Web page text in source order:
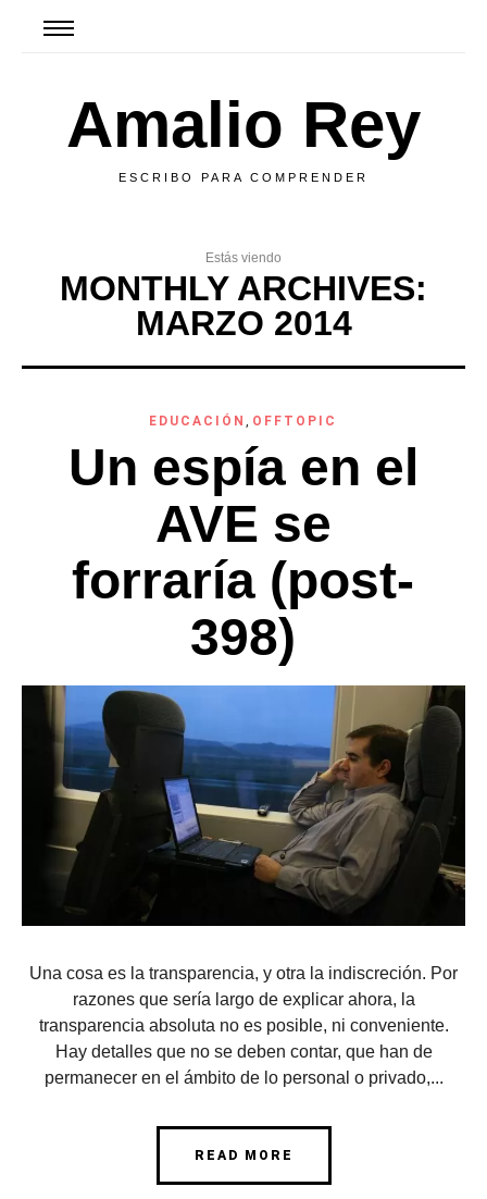
Amalio Rey
ESCRIBO PARA COMPRENDER
Estás viendo
MONTHLY ARCHIVES:
MARZO 2014
EDUCACIÓN, OFFTOPIC
Un espía en el
AVE se
forraría (post-
398)
Una cosa es la transparencia, y otra la indiscreción. Por
razones que sería largo de explicar ahora, la
transparencia absoluta no es posible, ni conveniente.
Hay detalles que no se deben contar, que han de
permanecer en el ámbito de lo personal o privado,...
READ MORE